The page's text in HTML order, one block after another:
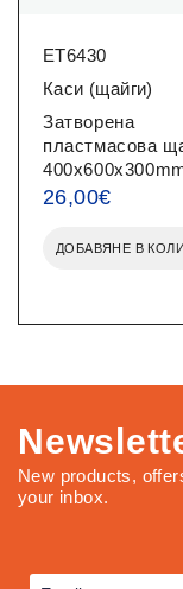
ET6430
Каси (щайги)
Затворена
пластмасова
26,00€
ДОБАВЯНЕ В
New products,
your inbox.